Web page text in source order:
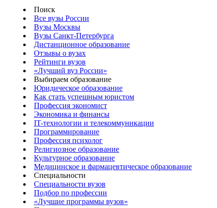
Поиск
Все вузы России
Вузы Москвы
Вузы Санкт-Петербурга
Дистанционное образование
Отзывы о вузах
Рейтинги вузов
«Лучший вуз России»
Выбираем образование
Юридическое образование
Как стать успешным юристом
Профессия экономист
Экономика и финансы
IT-технологии и телекоммуникации
Программирование
Профессия психолог
Религиозное образование
Культурное образование
Медицинское и фармацевтическое образование
Специальности
Специальности вузов
Подбор по профессии
«Лучшие программы вузов»